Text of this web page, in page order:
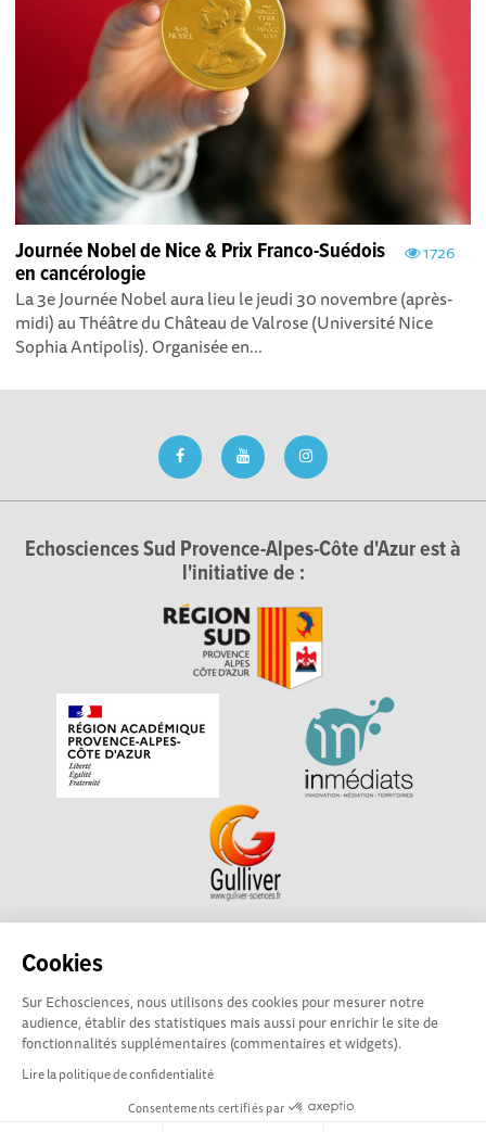
Cookies
Sur Echosciences, nous utilisons des cookies pour mesurer notre
audience, établir des statistiques mais aussi pour enrichir le site de
fonctionnalités supplémentaires (commentaires et widgets).
Lire la politique de confidentialité
Consentements certifiés par
1726
Journée Nobel de Nice & Prix Franco-Suédois
en cancérologie
La 3e Journée Nobel aura lieu le jeudi 30 novembre (après-
midi) au Théâtre du Château de Valrose (Université Nice
Sophia Antipolis). Organisée en...
Echosciences Sud Provence-Alpes-Côte d'Azur est à
l'initiative de :
Echosciences Sud Provence-Alpes-Côte d'Azur est à
académique pour la Recherche et l'Innovation Provence-
Alpes-Côte d'Azur. La plateforme est mise en oeuvre pour
vous parGulliver
Mentions légales|Politique de confidentialité